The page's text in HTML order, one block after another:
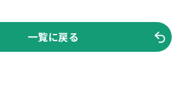
一覧に戻る